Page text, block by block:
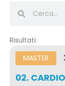
Risultati:
MASTER
02.